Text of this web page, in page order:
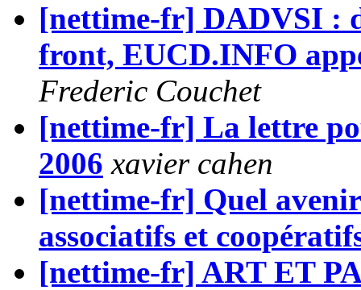
[nettime-fr] DADVSI :
front, EUCD.INFO
Frederic Couchet
[nettime-fr] La lettre
2006 xavier cahen
[nettime-fr] Quel
associatifs et
[nettime-fr] ART ET